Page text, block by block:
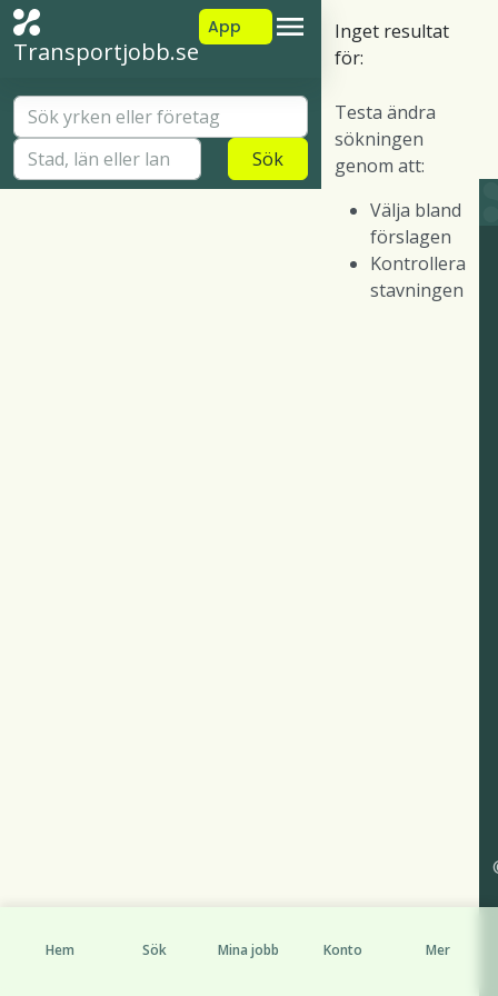
Transportjobb.se
App
Sök
Inget resultat
för:
Testa ändra
sökningen
genom att:
Välja bland
förslagen
Kontrollera
stavningen
Hem Sök Mina jobb Konto Mer